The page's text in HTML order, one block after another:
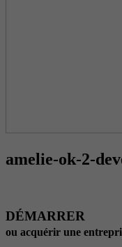
amelie-ok-2-
DÉMARRER
ou acquérir une